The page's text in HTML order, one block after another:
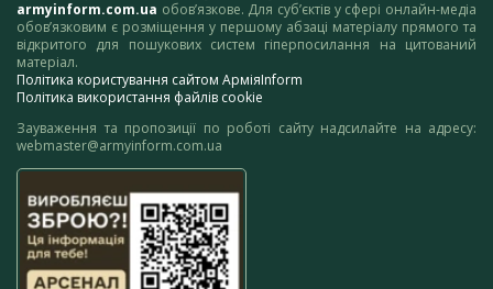
armyinform.com.ua обов’язкове. Для суб’єктів у сфері онлайн-медіа
обов’язковим є розміщення у першому абзаці матеріалу прямого та
відкритого для пошукових систем гіперпосилання на цитований
матеріал.
Політика користування сайтом АрміяInform
Політика використання файлів cookie
Зауваження та пропозиції по роботі сайту надсилайте на адресу:
webmaster@armyinform.com.ua